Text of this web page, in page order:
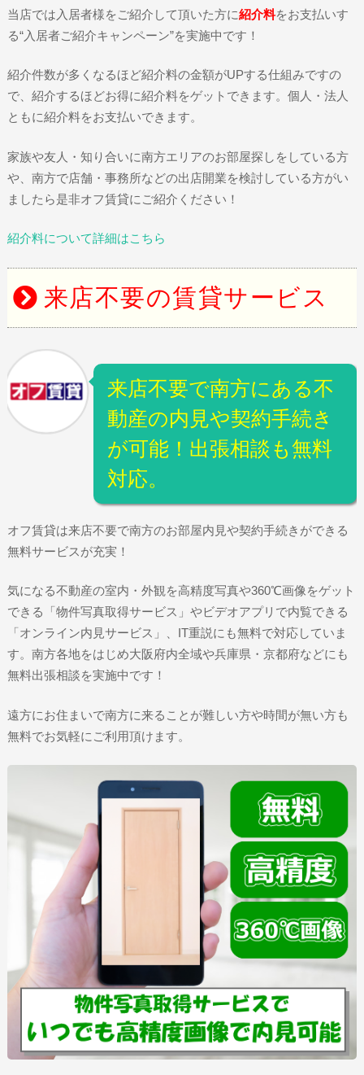
当店では入居者様をご紹介して頂いた方に紹介料をお支払いす
る“入居者ご紹介キャンペーン”を実施中です！
紹介件数が多くなるほど紹介料の金額がUPする仕組みですの
で、紹介するほどお得に紹介料をゲットできます。個人・法人
ともに紹介料をお支払いできます。
家族や友人・知り合いに南方エリアのお部屋探しをしている方
や、南方で店舗・事務所などの出店開業を検討している方がい
ましたら是非オフ賃貸にご紹介ください！
紹介料について詳細はこちら
来店不要の賃貸サービス
来店不要で南方にある不
動産の内見や契約手続き
が可能！出張相談も無料
対応。
オフ賃貸は来店不要で南方のお部屋内見や契約手続きができる
無料サービスが充実！
気になる不動産の室内・外観を高精度写真や360℃画像をゲット
できる「物件写真取得サービス」やビデオアプリで内覧できる
「オンライン内見サービス」、IT重説にも無料で対応していま
す。南方各地をはじめ大阪府内全域や兵庫県・京都府などにも
無料出張相談を実施中です！
遠方にお住まいで南方に来ることが難しい方や時間が無い方も
無料でお気軽にご利用頂けます。